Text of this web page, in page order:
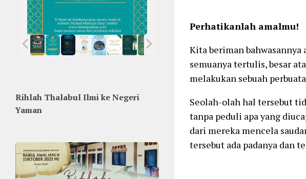
Perhatikanlah amalmu!
Kita beriman bahwasannya
semuanya tertulis, besar
melakukan sebuah
Seolah-olah hal tersebut
tanpa peduli apa yang
dari mereka mencela
tersebut ada padanya dan
Rihlah Thalabul Ilmi ke Negeri
Yaman